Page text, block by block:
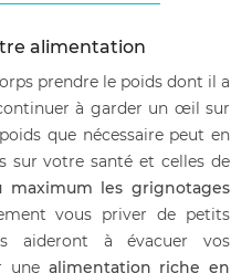
alimentation
prendre le poids dont il a
à garder un œil sur
que nécessaire peut en
sur votre santé et celles de
maximum les grignotages
vous priver de petits
aideront à évacuer vos
une alimentation riche en